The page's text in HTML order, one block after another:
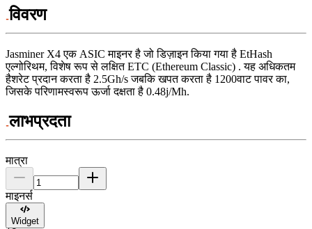
विवरण
Jasminer X4 एक ASIC माइनर है जो डिज़ाइन किया गया है EtHash
एल्गोरिथम,विशेष रूप से लक्षित ETC (Ethereum Classic) .यह अधिकतम
हैशरेट प्रदान करता है 2.5Gh/s जबकि खपत करता है 1200वाट पावर का,
जिसके परिणामस्वरूप ऊर्जा दक्षता है 0.48j/Mh.
लाभप्रदता
मात्रा
माइनर्स
Widget